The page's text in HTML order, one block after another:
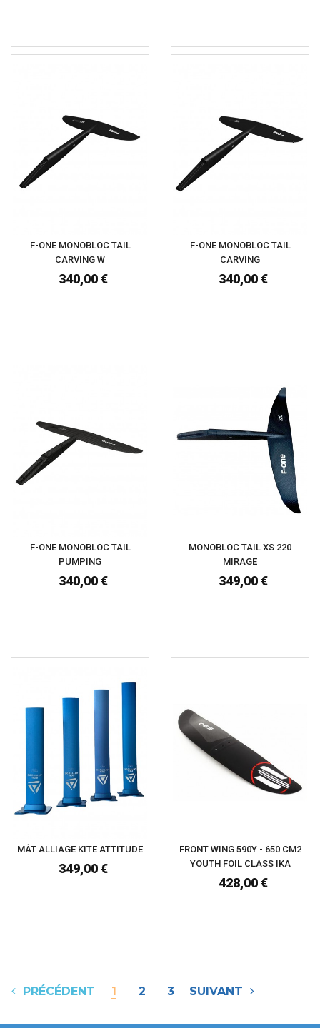
F-ONE MONOBLOC TAIL
CARVING W
340,00 €
F-ONE MONOBLOC TAIL
CARVING
340,00 €
F-ONE MONOBLOC TAIL
PUMPING
340,00 €
MONOBLOC TAIL XS 220
MIRAGE
349,00 €
MÂT ALLIAGE KITE ATTITUDE
349,00 €
FRONT WING 590Y - 650 CM2
YOUTH FOIL CLASS IKA
428,00 €
PRÉCÉDENT 1 2 3 SUIVANT